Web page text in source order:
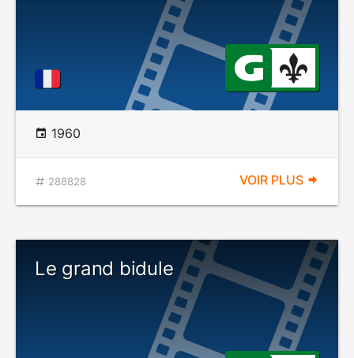
1960
288828 VOIR PLUS
Le grand bidule